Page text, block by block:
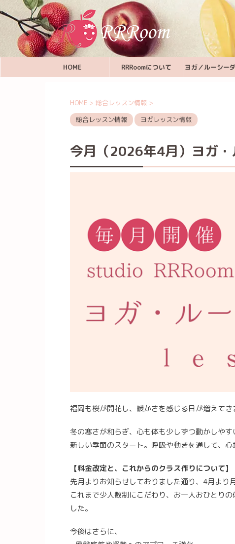
HOME RRRoomについて ヨガ／ルーシー
HOME > 総合レッスン情報 >
総合レッスン情報
ヨガレッスン情報
今月（2026年4月）ヨガ
福岡も桜が開花し、暖かさを感じる日が増えてき
冬の寒さが和らぎ、心も体も少しずつ動かしやす
新しい季節のスタート。呼吸や動きを通して、
【料金改定と、これからのクラス作りについて】
先月よりお知らせしておりました通り、4月より
これまで少人数制にこだわり、お一人おひとり
した。
今後はさらに、